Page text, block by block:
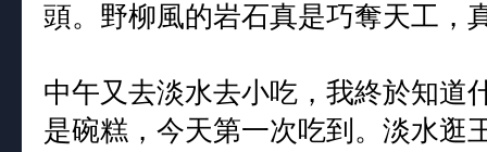
頭。野柳風的岩石真是巧奪天工，
中午又去淡水去小吃，我終於知道
是碗糕，今天第一次吃到。淡水逛